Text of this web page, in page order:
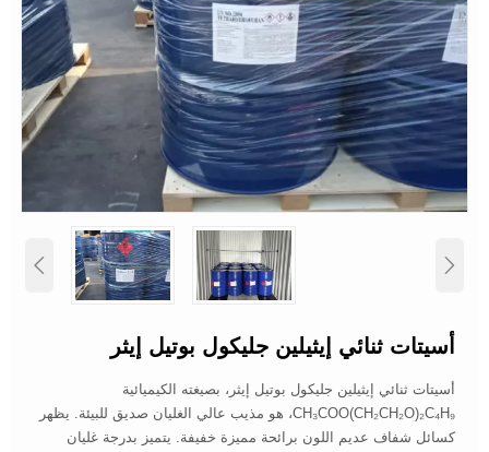
 
أسيتات ثنائي إيثيلين جليكول بوتيل إيثر
أسيتات ثنائي إيثيلين جليكول بوتيل إيثر، بصيغته الكيميائية
CH₃COO(CH₂CH₂O)₂C₄H₉، هو مذيب عالي الغليان صديق للبيئة. يظهر
كسائل شفاف عديم اللون برائحة مميزة خفيفة. يتميز بدرجة غليان